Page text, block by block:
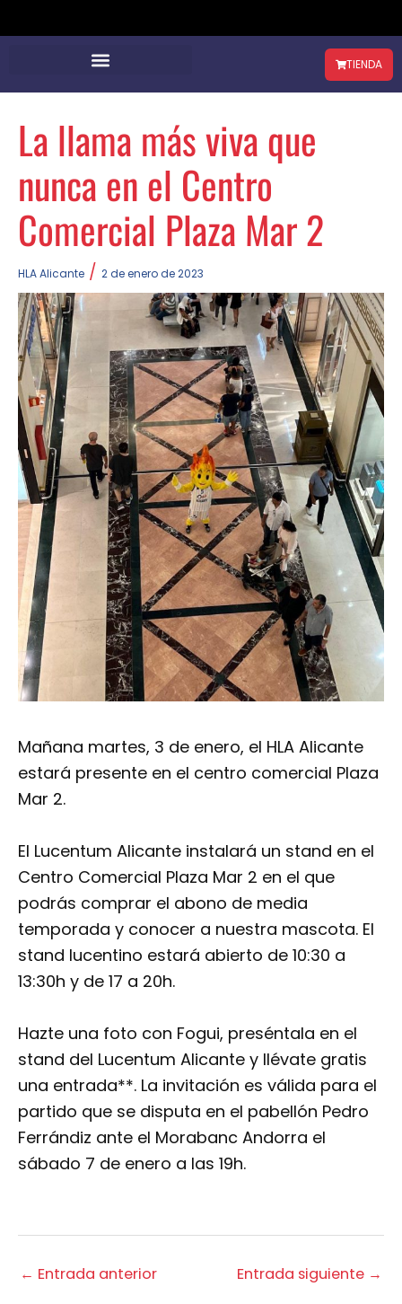
TIENDA
La llama más viva que
nunca en el Centro
Comercial Plaza Mar 2
HLA Alicante / 2 de enero de 2023
Mañana martes, 3 de enero, el HLA Alicante
estará presente en el centro comercial Plaza
Mar 2.
El Lucentum Alicante instalará un stand en el
Centro Comercial Plaza Mar 2 en el que
podrás comprar el abono de media
temporada y conocer a nuestra mascota. El
stand lucentino estará abierto de 10:30 a
13:30h y de 17 a 20h.
Hazte una foto con Fogui, preséntala en el
stand del Lucentum Alicante y llévate gratis
una entrada**. La invitación es válida para el
partido que se disputa en el pabellón Pedro
Ferrándiz ante el Morabanc Andorra el
sábado 7 de enero a las 19h.
← Entrada anterior Entrada siguiente →